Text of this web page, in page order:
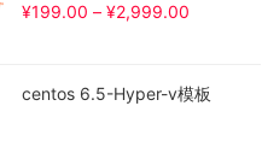
¥199.00 – ¥2,999.00
centos 6.5-Hyper-v模板